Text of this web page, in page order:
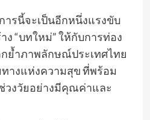
ารนี้จะเป็นอีกหนึ่งแรงขับ
“บทใหม่” ให้กับการท่อง
ย้ำภาพลักษณ์ประเทศไทย
างแห่งความสุข ที่พร้อม
วงวัยอย่างมีคุณค่าและ